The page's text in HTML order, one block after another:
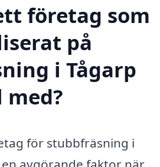
företag som
på
i Tågarp
för stubbfräsning i